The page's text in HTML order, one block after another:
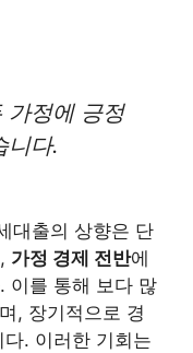
가정에 긍정
니다.
대출의 상향은 단
가정 경제 전반에
이를 통해 보다 많
, 장기적으로 경
. 이러한 기회는